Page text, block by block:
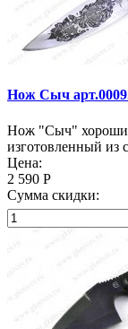
Нож Сыч
Нож "Сыч"
изготовленный из
Цена:
2 590 Р
Сумма скидки: